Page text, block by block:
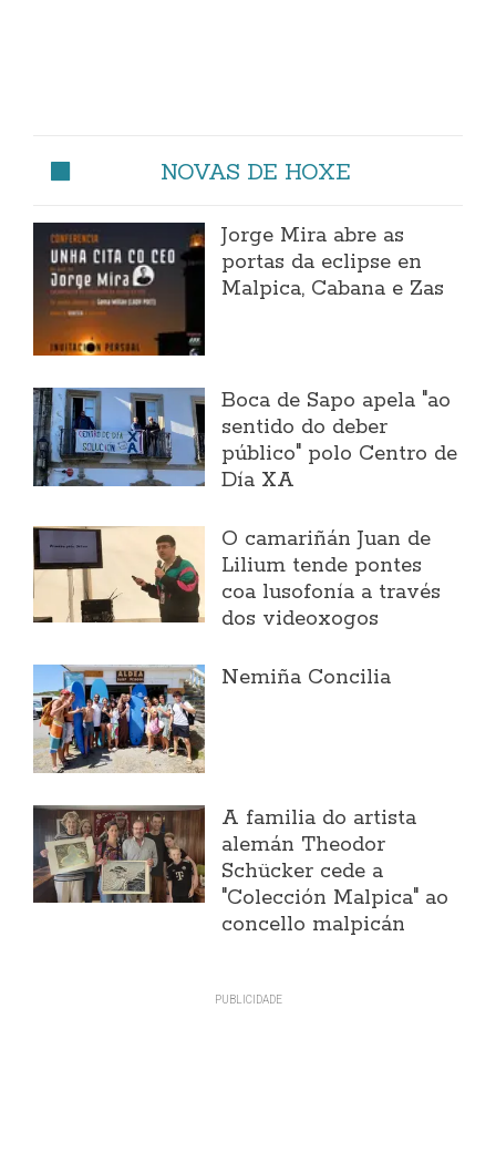
NOVAS DE HOXE
Jorge Mira abre as
portas da eclipse en
Malpica, Cabana e Zas
Boca de Sapo apela "ao
sentido do deber
público" polo Centro de
Día XA
O camariñán Juan de
Lilium tende pontes
coa lusofonía a través
dos videoxogos
Nemiña Concilia
A familia do artista
alemán Theodor
Schücker cede a
"Colección Malpica" ao
concello malpicán